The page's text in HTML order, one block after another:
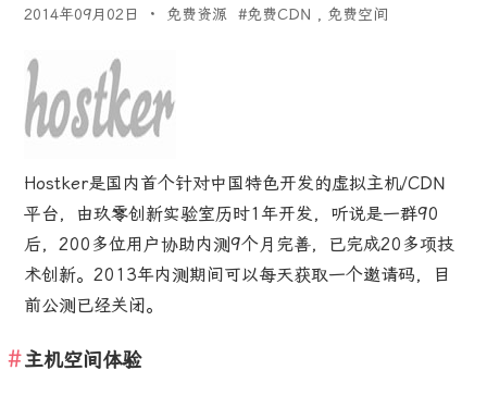
2014年09月02日 免费资源 #免费CDN 免费空间
Hostker是国内首个针对中国特色开发的虚拟主机/CDN
平台，由玖零创新实验室历时1年开发，听说是一群90
后，200多位用户协助内测9个月完善，已完成20多项技
术创新。2013年内测期间可以每天获取一个邀请码，目
前公测已经关闭。
主机空间体验